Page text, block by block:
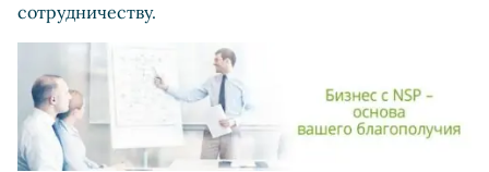
сотрудничеству.